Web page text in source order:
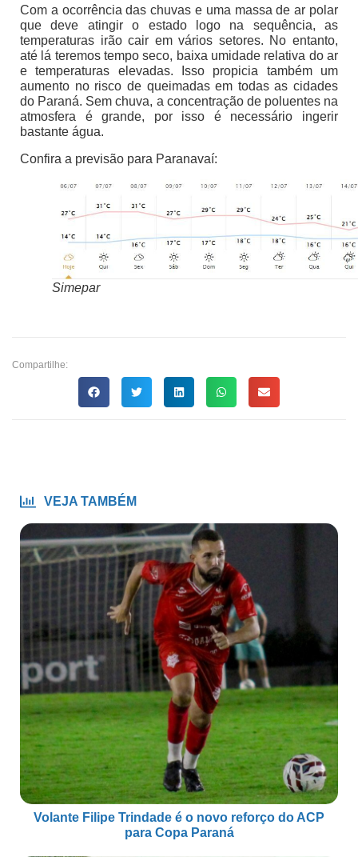
Com a ocorrência das chuvas e uma massa de ar polar
que deve atingir o estado logo na sequência, as
temperaturas irão cair em vários setores. No entanto,
até lá teremos tempo seco, baixa umidade relativa do ar
e temperaturas elevadas. Isso propicia também um
aumento no risco de queimadas em todas as cidades
do Paraná. Sem chuva, a concentração de poluentes na
atmosfera é grande, por isso é necessário ingerir
bastante água.
Confira a previsão para Paranavaí:
Simepar
Compartilhe:
VEJA TAMBÉM
Volante Filipe Trindade é o novo reforço do ACP
para Copa Paraná